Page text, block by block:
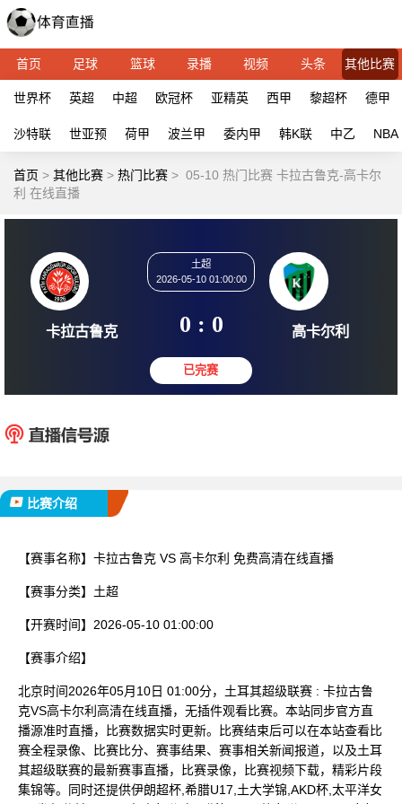
首页 足球 篮球 录播 视频 头条 其他比赛
世界杯 英超 中超 欧冠杯 亚精英 西甲 黎超杯 德甲
沙特联 世亚预 荷甲 波兰甲 委内甲 韩K联 中乙 NBA
首页 > 其他比赛 > 热门比赛 > 05-10 热门比赛 卡拉古鲁克-高卡尔
利 在线直播
2026-05-10 01:00:00
0 : 0
比赛介绍
【赛事名称】 卡拉古鲁克 VS 高卡尔利 免费高清在线直播
【赛事分类】 土超
【开赛时间】 2026-05-10 01:00:00
【赛事介绍】
北京时间2026年05月10日 01:00分，土耳其超级联赛 : 卡拉古鲁
克VS高卡尔利高清在线直播，无插件观看比赛。本站同步官方直
播源准时直播，比赛数据实时更新。比赛结束后可以在本站查看比
赛全程录像、比赛比分、赛事结果、赛事相关新闻报道，以及土耳
其超级联赛的最新赛事直播，比赛录像，比赛视频下载，精彩片段
集锦等。同时还提供伊朗超杯,希腊U17,土大学锦,AKD杯,太平洋女